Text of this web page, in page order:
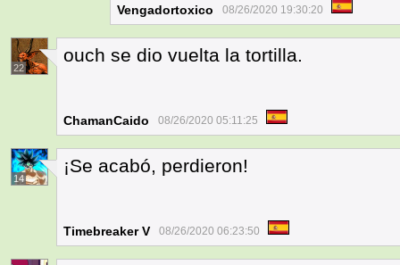
Vengadortoxico 08/26/2020 19:30:20
22
ouch se dio vuelta la tortilla.
ChamanCaido 08/26/2020 05:11:25
14
¡Se acabó, perdieron!
Timebreaker V 08/26/2020 06:23:50